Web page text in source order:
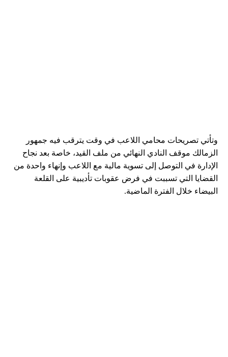
وتأتي تصريحات محامي اللاعب في وقت يترقب فيه جمهور
الزمالك موقف النادي النهائي من ملف القيد، خاصة بعد نجاح
الإدارة في التوصل إلى تسوية مالية مع اللاعب وإنهاء واحدة من
القضايا التي تسببت في فرض عقوبات تأديبية على القلعة
البيضاء خلال الفترة الماضية.